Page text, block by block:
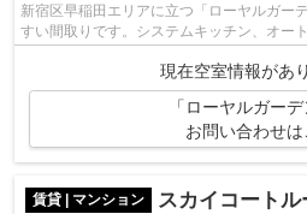
新宿区早稲田エリアに立つ「ローヤルガー
すい間取りです。システムキッチン、オー
設備が充実しており、居住様の生活を...
現在空室情報があ
「ローヤルガー
お問い合わせは
賃貸 | マンション スカイコートル